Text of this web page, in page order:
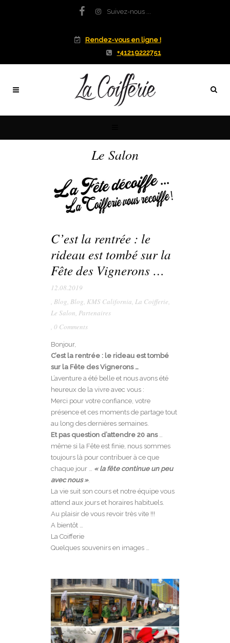
Suivez-nous ...
Rendez-vous en ligne !
+41219222751
Le Salon
C’est la rentrée : le
rideau est tombé sur la
Fête des Vignerons …
12.08.2019
, Blog, Blog, KMS California, La Coifferie,
Le Salon, Partenaires
, 0 Comments
Bonjour,
C’est la rentrée : le rideau est tombé
sur la Fête des Vignerons …
L’aventure a été belle et nous avons été
heureux de la vivre avec vous :
Merci pour votre confiance, votre
présence et ces moments de partage tout
au long des dernières semaines.
Et pas question d’attendre 20 ans…
même si la Fête est finie, nous sommes
toujours là pour contribuer à ce que
chaque jour … « la fête continue un peu
avec nous ».
La vie suit son cours et notre équipe vous
attend aux jours et horaires habituels.
Au plaisir de vous revoir très vite !!!
A bientôt …
La Coifferie
Quelques souvenirs en images …